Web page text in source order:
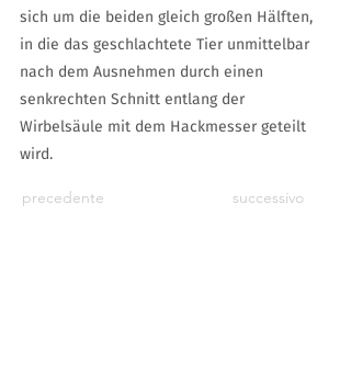
sich um die beiden gleich großen Hälften,
in die das geschlachtete Tier unmittelbar
nach dem Ausnehmen durch einen
senkrechten Schnitt entlang der
Wirbelsäule mit dem Hackmesser geteilt
wird.
precedente successivo